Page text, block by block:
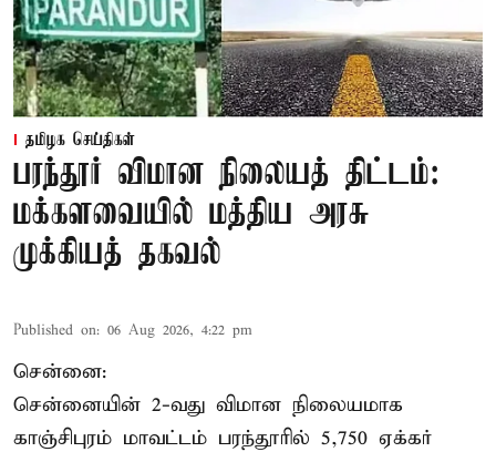
தமிழக செய்திகள்
பரந்தூர் விமான நிலையத் திட்டம்:
மக்களவையில் மத்திய அரசு
முக்கியத் தகவல்
Published on: 06 Aug 2026, 4:22 pm
சென்னை:
சென்னையின் 2-வது விமான நிலையமாக
காஞ்சிபுரம் மாவட்டம் பரந்தூரில் 5,750 ஏக்கர்